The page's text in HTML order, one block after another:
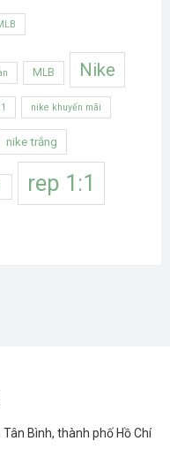
MLB Nike
nike khuyến mãi
nike trắng
rep 1:1
Bình, thành phố Hồ Chí